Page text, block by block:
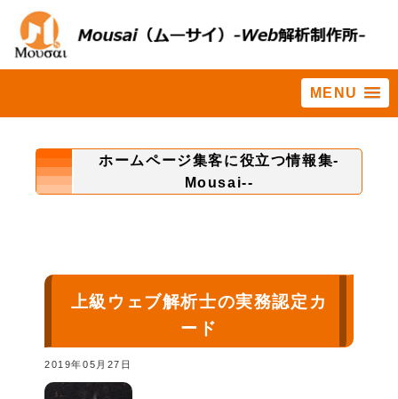
MENU
ホームページ集客に役立つ情報集-
Mousai--
上級ウェブ解析士の実務認定カ
ード
2019年05月27日